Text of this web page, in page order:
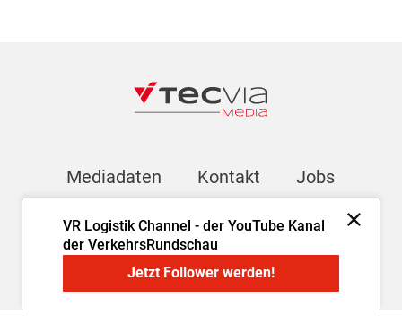
VR Logistik Channel - der YouTube Kanal
der VerkehrsRundschau
Jetzt Follower werden!
Mediadaten Kontakt Jobs
Newsletter